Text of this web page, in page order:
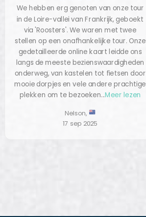
We hebben erg genoten van onze tour
in de Loire-vallei van Frankrijk, geboekt
via 'Roosters'. We waren met twee
stellen op een onafhankelijke tour. Onze
gedetailleerde online kaart leidde ons
langs de meeste bezienswaardigheden
onderweg, van kastelen tot fietsen door
mooie dorpjes en vele andere prachtige
plekken om te bezoeken...Meer lezen
Nelson,
17 sep 2025